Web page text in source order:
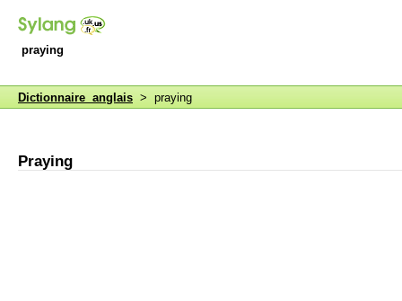
praying
Dictionnaire anglais > praying
Praying